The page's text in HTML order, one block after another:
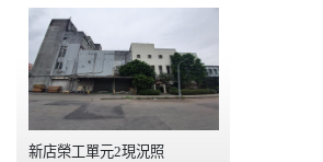
新店榮工單元2現況照